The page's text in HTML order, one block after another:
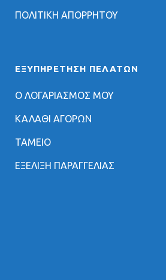
ΠΟΛΙΤΙΚΗ ΑΠΟΡΡΗΤΟΥ
ΕΞΥΠΗΡΈΤΗΣΗ ΠΕΛΑΤΏΝ
Ο ΛΟΓΑΡΙΑΣΜΟΣ ΜΟΥ
ΚΑΛΑΘΙ ΑΓΟΡΩΝ
ΤΑΜΕΙΟ
ΕΞΕΛΙΞΗ ΠΑΡΑΓΓΕΛΙΑΣ